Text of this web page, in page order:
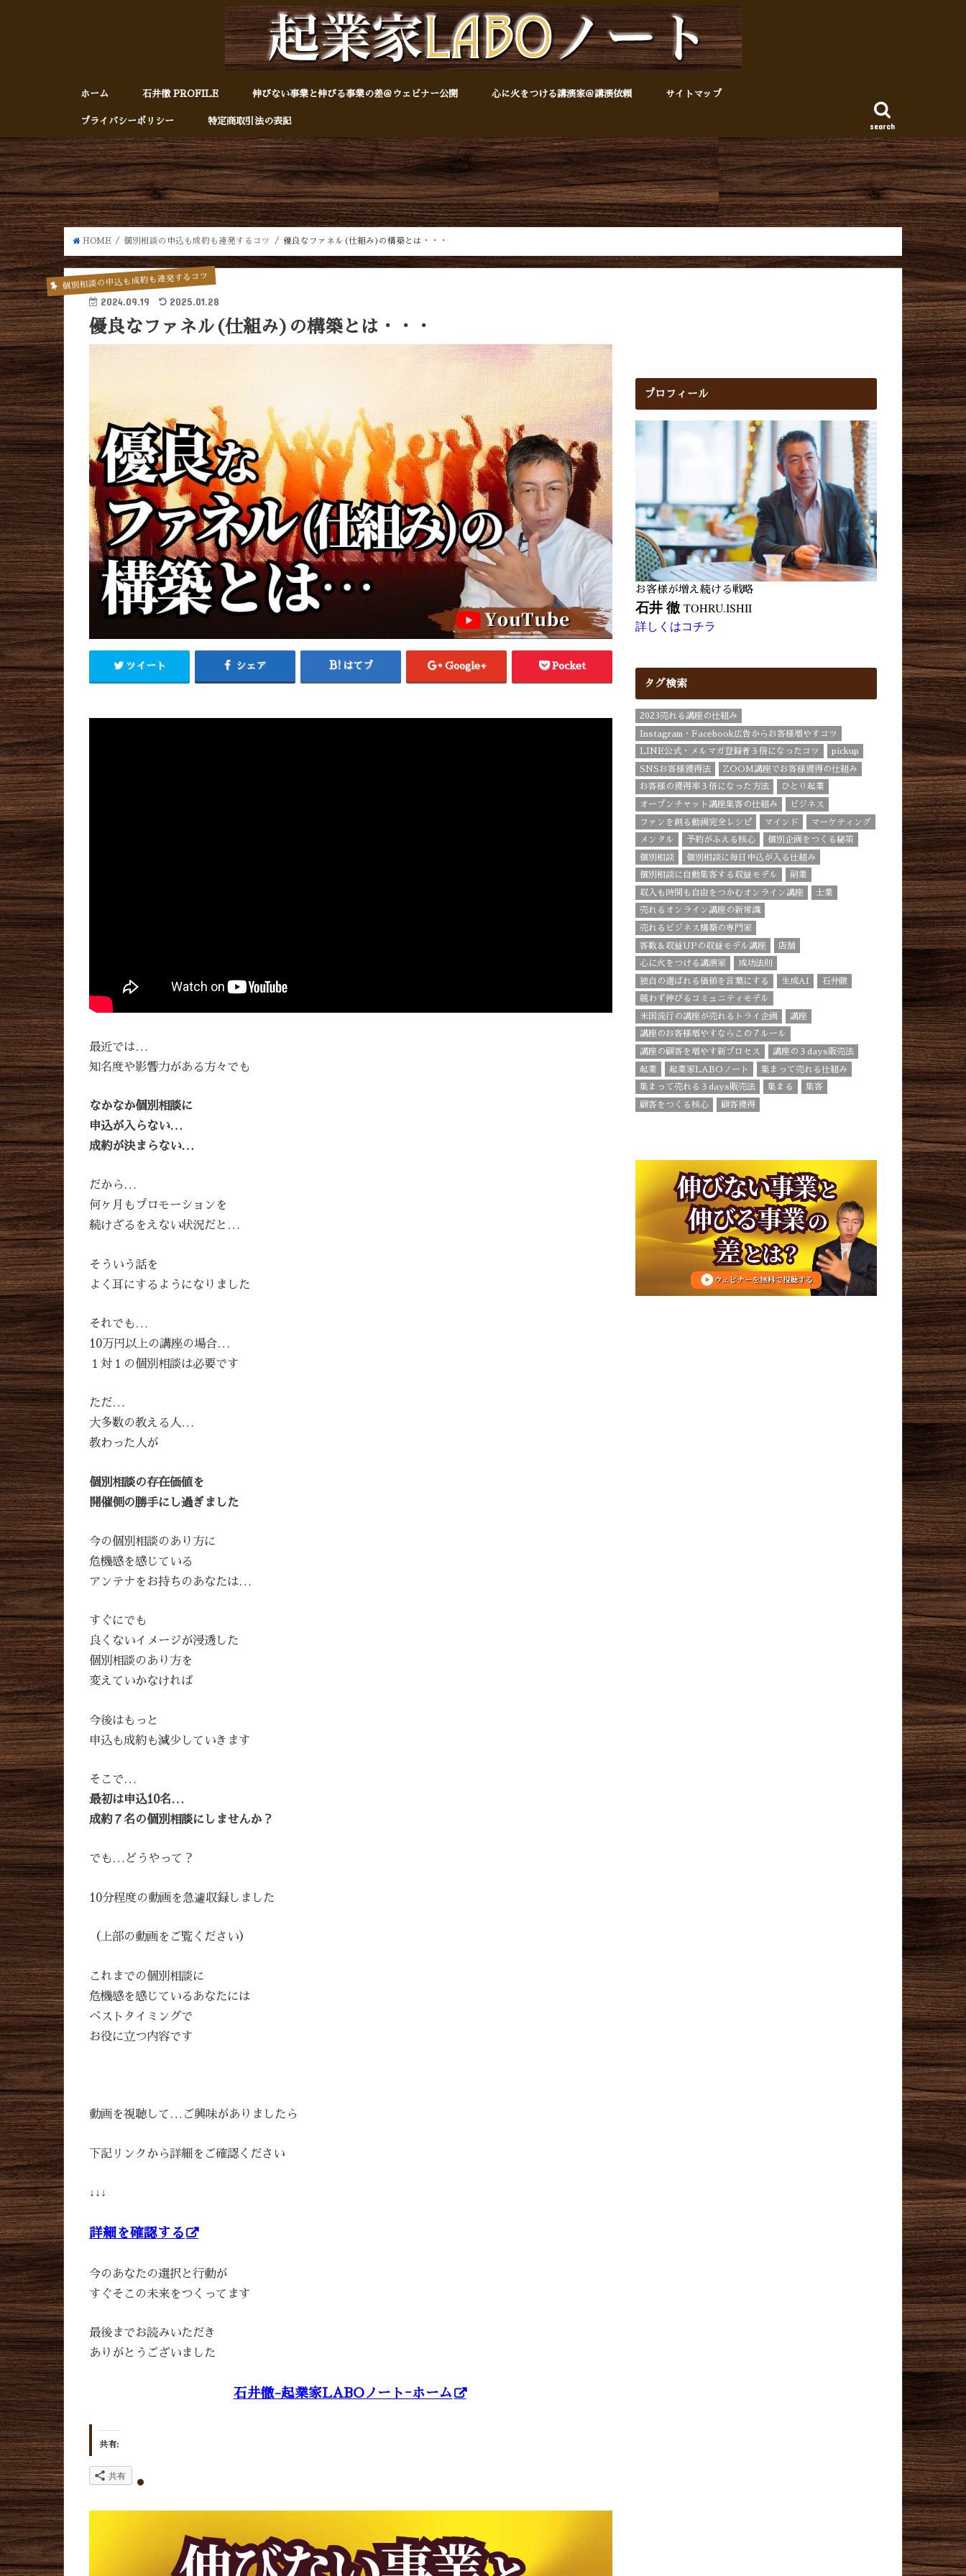
search
ホーム 石井徹 PROFILE 伸びない事業と伸びる事業の差＠ウェビナー公開 心に火をつける講演家＠講演依頼 サイトマップ
プライバシーポリシー 特定商取引法の表記
HOME 個別相談の申込も成約も連発するコツ 優良なファネル(仕組み)の構築とは・・・
個別相談の申込も成約も連発するコツ
2024.09.19 2025.01.28
優良なファネル(仕組み)の構築とは・・・
ツイート シェア はてブ Google+ Pocket
最近では…
知名度や影響力がある方々でも
なかなか個別相談に
申込が入らない…
成約が決まらない…
だから…
何ヶ月もプロモーションを
続けざるをえない状況だと…
そういう話を
よく耳にするようになりました
それでも…
10万円以上の講座の場合…
１対１の個別相談は必要です
ただ…
大多数の教える人…
教わった人が
個別相談の存在価値を
開催側の勝手にし過ぎました
今の個別相談のあり方に
危機感を感じている
アンテナをお持ちのあなたは…
すぐにでも
良くないイメージが浸透した
個別相談のあり方を
変えていかなければ
今後はもっと
申込も成約も減少していきます
そこで…
最初は申込10名…
成約７名の個別相談にしませんか？
でも…どうやって？
10分程度の動画を急遽収録しました
（上部の動画をご覧ください）
これまでの個別相談に
危機感を感じているあなたには
ベストタイミングで
お役に立つ内容です
動画を視聴して…ご興味がありましたら
下記リンクから詳細をご確認ください
↓↓↓
詳細を確認する
今のあなたの選択と行動が
すぐそこの未来をつくってます
最後までお読みいただき
ありがとうございました
石井徹-起業家LABOノートｰホーム
共有:
共有
プロフィール
お客様が増え続ける戦略
石井 徹 TOHRU.ISHII
詳しくはコチラ
タグ検索
2023売れる講座の仕組み
Instagram・Facebook広告からお客様増やすコツ
LINE公式・メルマガ登録者３倍になったコツ pickup
SNSお客様獲得法 ZOOM講座でお客様獲得の仕組み
お客様の獲得率３倍になった方法 ひとり起業
オープンチャット講座集客の仕組み ビジネス
ファンを創る動画完全レシピ マインド マーケティング
メンタル 予約がふえる核心 個別企画をつくる秘策
個別相談 個別相談に毎日申込が入る仕組み
個別相談に自動集客する収益モデル 副業
収入も時間も自由をつかむオンライン講座 士業
売れるオンライン講座の新常識
売れるビジネス構築の専門家
客数＆収益UPの収益モデル講座 店舗
心に火をつける講演家 成功法則
独自の選ばれる価値を言葉にする 生成AI 石井徹
競わず伸びるコミュニティモデル
米国流行の講座が売れるトライ企画 講座
講座のお客様増やすならこの７ルール
講座の顧客を増やす新プロセス 講座の３days販売法
起業 起業家LABOノート 集まって売れる仕組み
集まって売れる３days販売法 集まる 集客
顧客をつくる核心 顧客獲得